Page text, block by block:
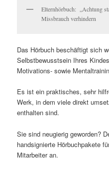
Elternhörbuch: „Achtung
Missbrauch verhindern
Das Hörbuch beschäftigt sich
Selbstbewusstsein Ihres
Motivations- sowie
Es ist ein praktisches, sehr
Werk, in dem viele direkt
enthalten sind.
Sie sind neugierig geworden?
handsignierte Hörbuchpakete
Mitarbeiter an.